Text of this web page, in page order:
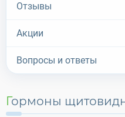
Отзывы
Акции
Вопросы и ответы
Гормоны